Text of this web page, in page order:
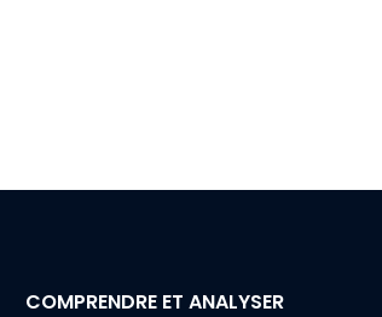
COMPRENDRE ET ANALYSER